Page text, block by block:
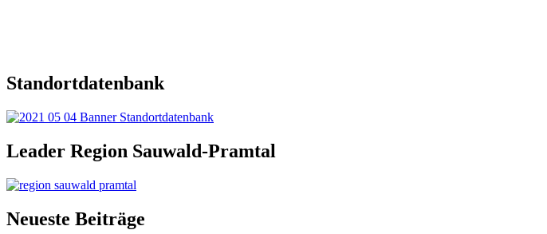
Standortdatenbank
Leader Region Sauwald-Pramtal
Neueste Beiträge